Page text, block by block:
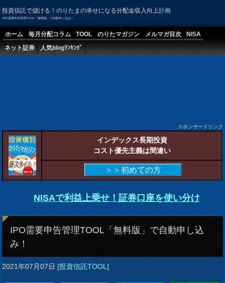
投資信託で儲ける！のりたまの幸せになる分配金収入向上計画
IPO需要申告管理TOOL「無料版」で自動申し込み！
ホーム 毎月分配コラム TOOL のりたマガジン メルマガ目次
NISA
ネット証券
人気blogﾗﾝｷﾝｸﾞ
スポンサードリンク
インデックス長期投資
コスト優先主義は間違い
＞＞初めての方
NISAで利益上乗せ！証券口座を使い分け
IPO需要申告管理TOOL「無料版」で自動申し込
み！
2021年07月07日[投資信託TOOL]